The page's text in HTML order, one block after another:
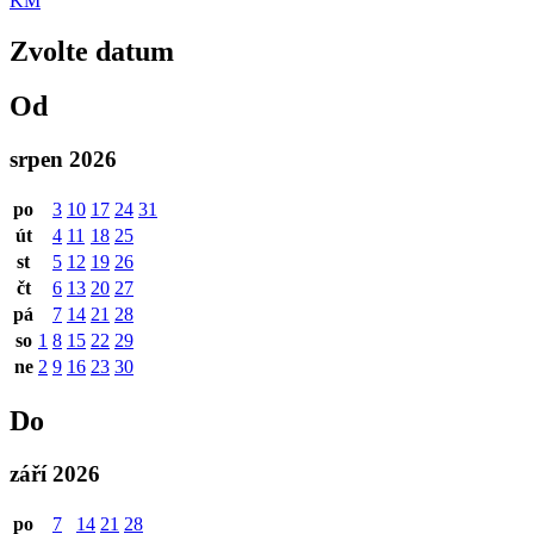
Zvolte datum
Od
srpen 2026
po 3 10 17 24 31
út
4 11 18 25
st
5 12 19 26
čt
6 13 20 27
pá
7 14 21 28
so 1 8 15 22 29
ne 2 9 16 23 30
Do
září 2026
po 7 14 21 28